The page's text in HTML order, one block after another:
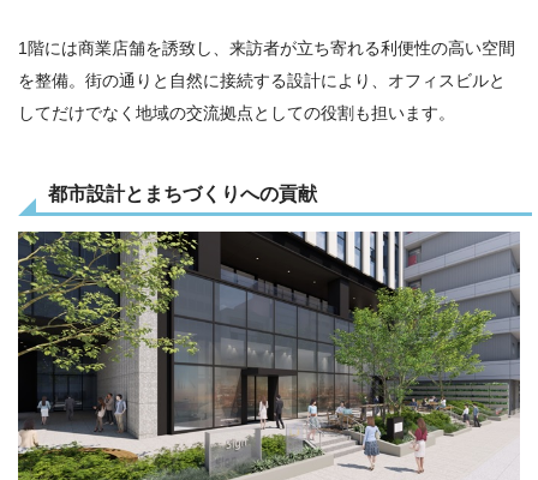
1階には商業店舗を誘致し、来訪者が立ち寄れる利便性の高い空間
を整備。街の通りと自然に接続する設計により、オフィスビルと
してだけでなく地域の交流拠点としての役割も担います。
都市設計とまちづくりへの貢献